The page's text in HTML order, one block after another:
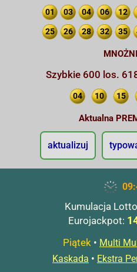
01 03 04 06 12
25 26 28 32 35
Szybkie 600 los.
04 10 15
Aktualna
aktualizuj
Kumulacja
Eurojackpot:
Piątek • Multi
Kaskada • Ekstra